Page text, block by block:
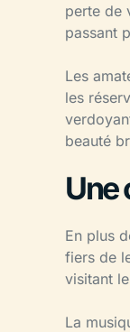
perte de
passant
Les
les
beauté
Une
En plus
fiers de
visitant
La